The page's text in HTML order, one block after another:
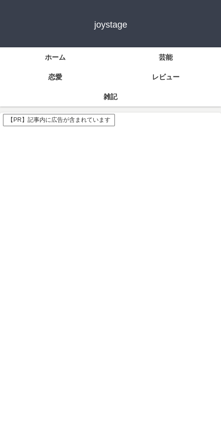
joystage
ホーム 芸能
恋愛 レビュー
雑記
【PR】記事内に広告が含まれています